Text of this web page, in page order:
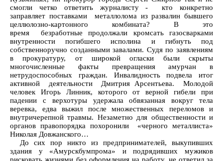
смогли четко ответить журналисту - кто конкретно
заправляет поставками металлолома из развалин бывшего
целлюлозно-картонного комбината? В это
время безработные продолжали кромсать газосварками
внутренности погибшего исполина и гибнуть под
собственноручно созданными завалами. Судя по заявлениям
в прокуратуру, от широкой огласки были скрыты
многочисленные факты превращения амурчан в
нетрудоспособных граждан. Инвалидность подвела итог
активной деятельности Дмитрия Арсентьева. Молодой
человек Игорь Линник, которого от верной гибели при
падении с верхотуры удержала обвязанная вокруг тела
веревка, едва выжил после множественных переломов и
внутричерепной травмы. Незаметно для общественности и
органов правопорядка похоронили «черного металлиста»
Николая Довжанского…
До сих пор никто из предпринимателей, выкупивших
здания у «Амурскбумпрома» и подрядивших мужиков